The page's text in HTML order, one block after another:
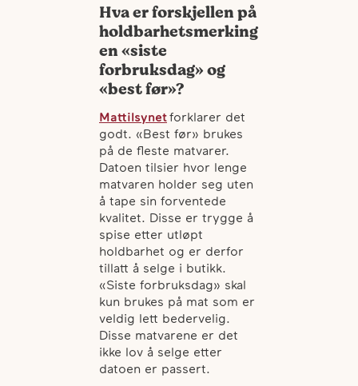
Hva er forskjellen på
holdbarhetsmerking
en «siste
forbruksdag» og
«best før»?
Mattilsynetforklarer det
godt. «Best før» brukes
på de fleste matvarer.
Datoen tilsier hvor lenge
matvaren holder seg uten
å tape sin forventede
kvalitet. Disse er trygge å
spise etter utløpt
holdbarhet og er derfor
tillatt å selge i butikk.
«Siste forbruksdag» skal
kun brukes på mat som er
veldig lett bedervelig.
Disse matvarene er det
ikke lov å selge etter
datoen er passert.